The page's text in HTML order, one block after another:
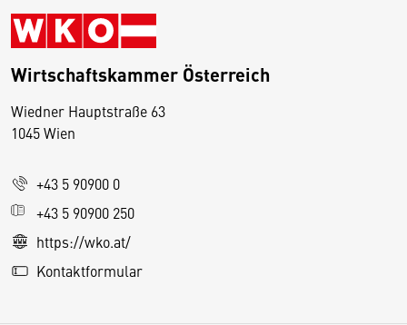
Wirtschaftskammer Österreich
Wiedner Hauptstraße 63
1045 Wien
+43 5 90900 0
+43 5 90900 250
https://wko.at/
Kontaktformular
D
s
e
S
e